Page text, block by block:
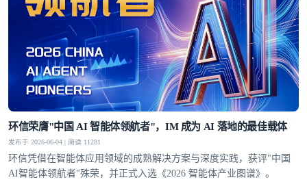
环信荣膺"中国 AI 智能体领航者"，IM 成为 AI 落地的最佳载体
发布于 2026-06-04 | 阅读 11281
环信凭借在智能体应用领域的成熟解决方案与深度实践，获评"中国
AI智能体领航者"殊荣，并正式入选《2026 智能体产业图谱》。